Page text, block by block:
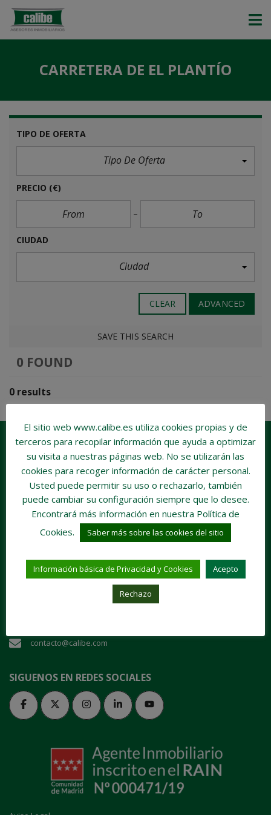
CARRETERA DE EL PLANTÍO
TIPO DE OFERTA
Tipo De Oferta
PRECIO (€)
CIUDAD
Ciudad
CLEAR ADVANCED
SAVE THIS SEARCH
0 FOUND
0 results
Plaza de San Juan de la Cruz, 1 28003 Madrid
contacto@calibe.com
SIGUENOS EN REDES SOCIALES
El sitio web www.calibe.es utiliza cookies propias y de
terceros para recopilar información que ayuda a optimizar
su visita a nuestras páginas web. No se utilizarán las
cookies para recoger información de carácter personal.
Usted puede permitir su uso o rechazarlo, también
puede cambiar su configuración siempre que lo desee.
Encontrará más información en nuestra Política de
Cookies.
Saber más sobre las cookies del sitio
Información básica de Privacidad y Cookies Acepto
Rechazo